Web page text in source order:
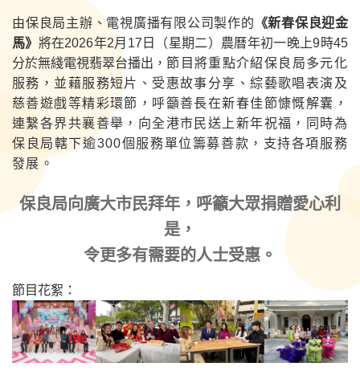
由保良局主辦、電視廣播有限公司製作的 《新春保良迎金
馬》 將在2026年2月17日（星期二）農曆年初一晚上9時45
分於無綫電視翡翠台播出，節目將重點介紹保良局多元化
服務，並藉服務短片、受惠故事分享、綜藝歌唱表演及
慈善遊戲等精彩環節，呼籲善長在新春佳節慷慨解囊，
連繫各界共襄善舉，向全港市民送上新年祝福，同時為
保良局轄下逾300個服務單位籌募善款，支持各項服務
發展。
保良局向廣大市民拜年，呼籲大眾捐贈愛心利
是，
令更多有需要的人士受惠。
節目花絮：